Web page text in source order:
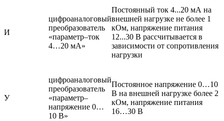
И
цифроаналоговый
преобразователь
«параметр–ток
4…20 мА»
Постоянный ток 4...20 мА на
внешней нагрузке не более 1
кОм, напряжение питания
12...30 В рассчитывается в
зависимости от сопротивления
нагрузки
У
цифроаналоговый
преобразователь
«параметр–
напряжение 0…
10 В»
Постоянное напряжение 0…10
В на внешней нагрузке более 2
кОм, напряжение питания
16…30 В